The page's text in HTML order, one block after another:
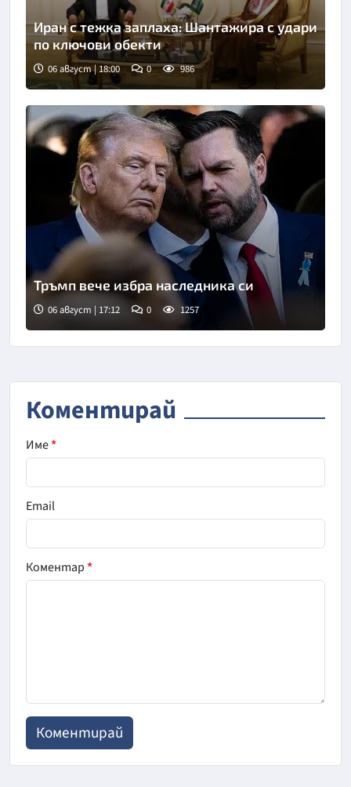
Снимка: БТА
Иран с тежка заплаха: Шантажира с удари
по ключови обекти
06 август | 18:00 0 986
Тръмп вече избра наследника си
06 август | 17:12 0 1257
Коментирай
Име*
Email
Коментар*